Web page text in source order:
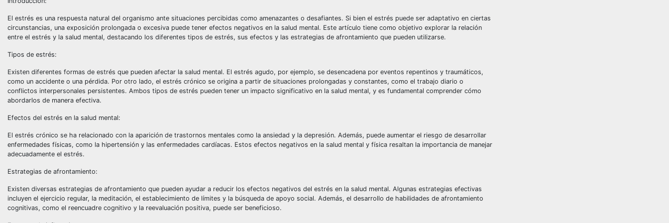
El estrés es una respuesta natural del organismo ante situaciones percibidas como amenazantes o desafiantes. Si bien el estrés puede ser adaptativo en ciertas
circunstancias, una exposición prolongada o excesiva puede tener efectos negativos en la salud mental. Este artículo tiene como objetivo explorar la relación
entre el estrés y la salud mental, destacando los diferentes tipos de estrés, sus efectos y las estrategias de afrontamiento que pueden utilizarse.
Tipos de estrés:
Existen diferentes formas de estrés que pueden afectar la salud mental. El estrés agudo, por ejemplo, se desencadena por eventos repentinos y traumáticos,
como un accidente o una pérdida. Por otro lado, el estrés crónico se origina a partir de situaciones prolongadas y constantes, como el trabajo diario o
conflictos interpersonales persistentes. Ambos tipos de estrés pueden tener un impacto significativo en la salud mental, y es fundamental comprender cómo
abordarlos de manera efectiva.
Efectos del estrés en la salud mental:
El estrés crónico se ha relacionado con la aparición de trastornos mentales como la ansiedad y la depresión. Además, puede aumentar el riesgo de desarrollar
enfermedades físicas, como la hipertensión y las enfermedades cardíacas. Estos efectos negativos en la salud mental y física resaltan la importancia de manejar
adecuadamente el estrés.
Estrategias de afrontamiento:
Existen diversas estrategias de afrontamiento que pueden ayudar a reducir los efectos negativos del estrés en la salud mental. Algunas estrategias efectivas
incluyen el ejercicio regular, la meditación, el establecimiento de límites y la búsqueda de apoyo social. Además, el desarrollo de habilidades de afrontamiento
cognitivas, como el reencuadre cognitivo y la reevaluación positiva, puede ser beneficioso.